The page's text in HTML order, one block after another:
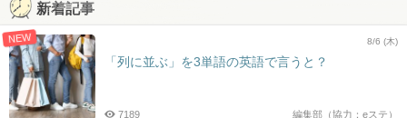
新着記事
NEW 8/6 (木)
「列に並ぶ」を3単語の英語で言うと？
編集部（協力：eステ）
7189